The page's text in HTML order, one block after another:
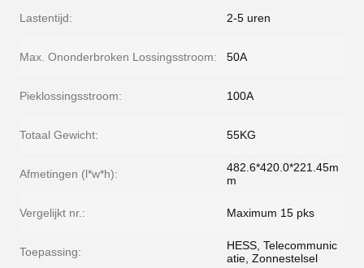
Lastentijd: 2-5 uren
Max. Ononderbroken Lossingsstroom: 50A
Pieklossingsstroom: 100A
Totaal Gewicht: 55KG
Afmetingen (l*w*h):
482.6*420.0*221.45m
m
Vergelijkt nr.: Maximum 15 pks
Toepassing:
HESS, Telecommunic
atie, Zonnestelsel